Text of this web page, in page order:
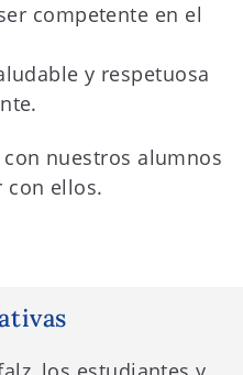
competente en el
y respetuosa
nuestros alumnos
con ellos.